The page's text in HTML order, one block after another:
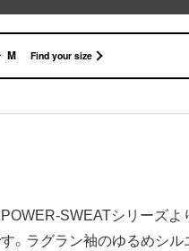
M Find your size
SWEATシリーズよ
。ラグラン袖のゆるめシル